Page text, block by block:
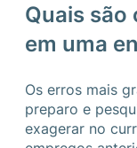
Quais são
em uma
Os erros mais
preparo e
exagerar no